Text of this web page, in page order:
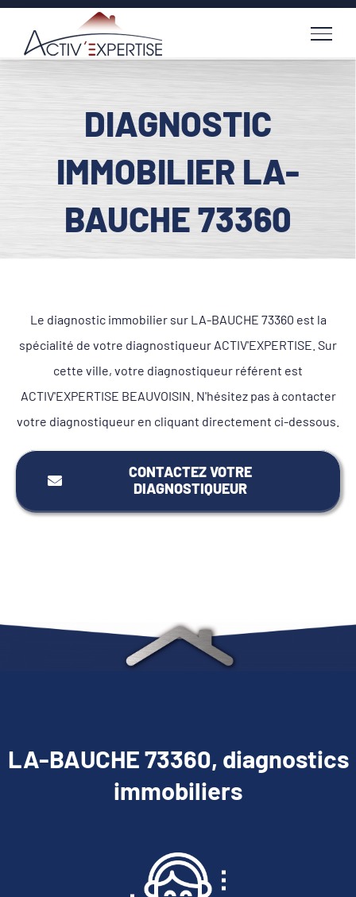
Passer
contenu
DIAGNOSTIC
IMMOBILIER LA-
BAUCHE 73360
Le diagnostic immobilier sur LA-BAUCHE 73360 est la
spécialité de votre diagnostiqueur ACTIV'EXPERTISE. Sur
cette ville, votre diagnostiqueur référent est
ACTIV'EXPERTISE BEAUVOISIN. N'hésitez pas à contacter
votre diagnostiqueur en cliquant directement ci-dessous.
CONTACTEZ VOTRE
DIAGNOSTIQUEUR
LA-BAUCHE 73360, diagnostics
immobiliers